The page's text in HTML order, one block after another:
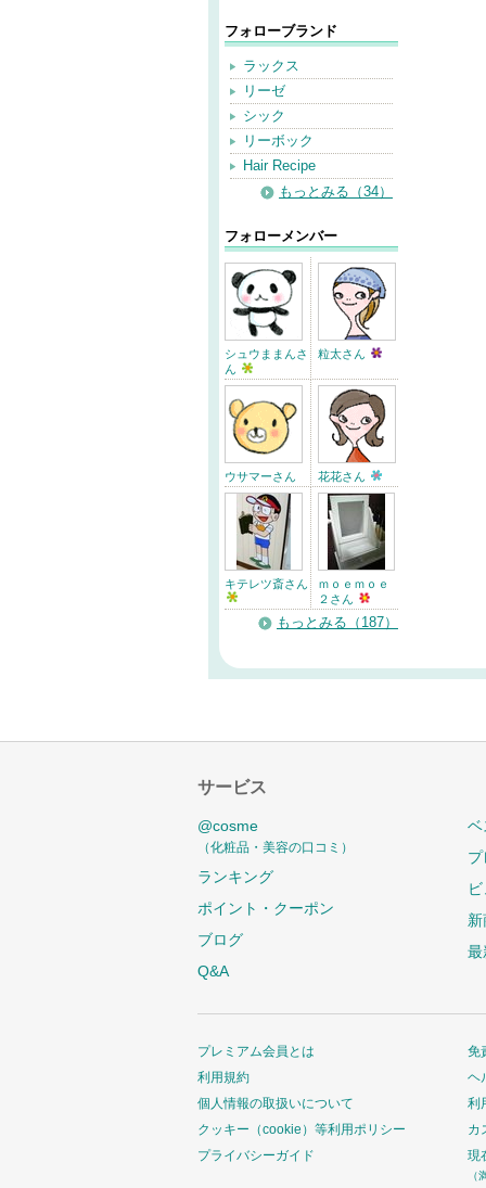
フォローブランド
ラックス
リーゼ
シック
リーボック
Hair Recipe
もっとみる（34）
フォローメンバー
シュウままんさ
ん
粒太さん
ウサマーさん 花花さん
キテレツ斎さん
ｍｏｅｍｏｅ
２さん
もっとみる（187）
サービス
@cosme
（化粧品・美容の口コミ）
ランキング
ポイント・クーポン
ブログ
Q&A
ベ
最
プレミアム会員とは
利用規約
個人情報の取扱いについて
クッキー（cookie）等利用ポリシー
プライバシーガイド
免
ヘ
利
カ
現
（